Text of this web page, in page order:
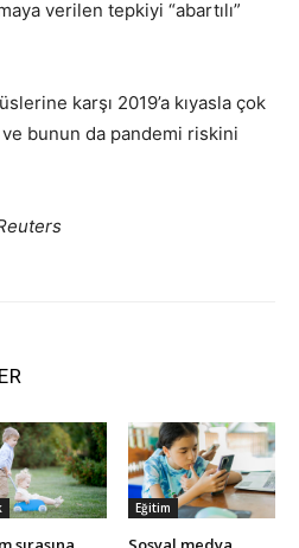
verilen tepkiyi “abartılı”
karşı 2019’a kıyasla çok
ve bunun da pandemi riskini
Eğitim